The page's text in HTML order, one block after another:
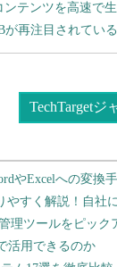
テンツを高速で
再注目されてい
TechTargetジ
やExcelへの変換
やすく解説！自社
理ツールをピック
活用できるのか